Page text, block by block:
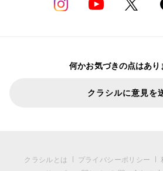
何かお気づきの点はあり
クラシルに意見を
クラシルとは プライバシーポリシー